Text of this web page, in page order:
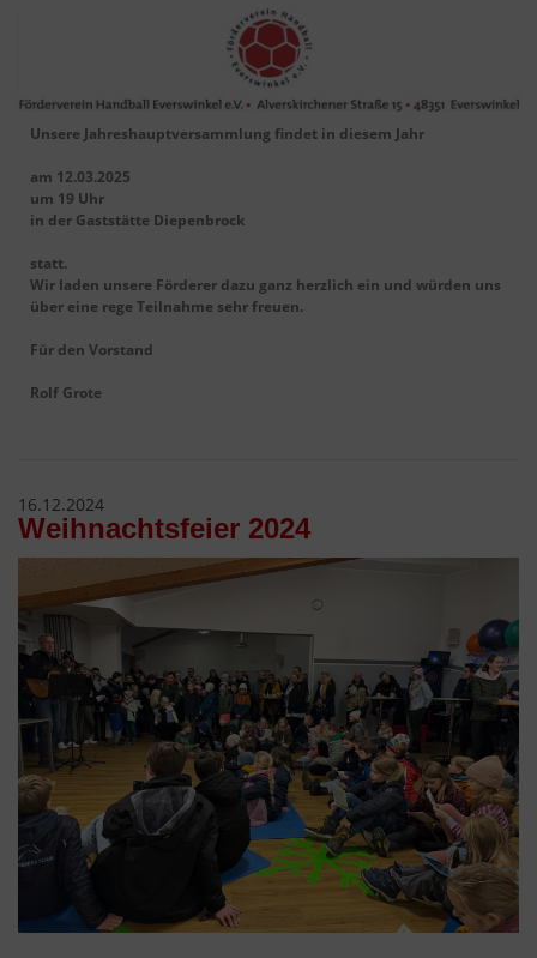
Unsere Jahreshauptversammlung findet in diesem Jahr
am 12.03.2025
um 19 Uhr
in der Gaststätte Diepenbrock
statt.
Wir laden unsere Förderer dazu ganz herzlich ein und würden uns
über eine rege Teilnahme sehr freuen.
Für den Vorstand
Rolf Grote
16.12.2024
Weihnachtsfeier 2024